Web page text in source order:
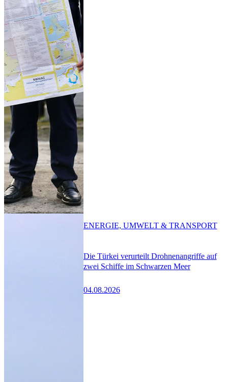
Die Türkei verurteilt Drohnenangriffe auf
zwei Schiffe im Schwarzen Meer
04.08.2026
ENERGIE, UMWELT & TRANSPORT